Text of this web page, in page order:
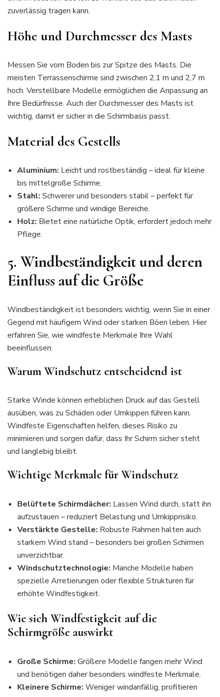
zuverlässig tragen kann.
Höhe und Durchmesser des Masts
Messen Sie vom Boden bis zur Spitze des Masts. Die
meisten Terrassenschirme sind zwischen 2,1 m und 2,7 m
hoch. Verstellbare Modelle ermöglichen die Anpassung an
Ihre Bedürfnisse. Auch der Durchmesser des Masts ist
wichtig, damit er sicher in die Schirmbasis passt.
Material des Gestells
Aluminium: Leicht und rostbeständig – ideal für kleine
bis mittelgroße Schirme.
Stahl: Schwerer und besonders stabil – perfekt für
größere Schirme und windige Bereiche.
Holz: Bietet eine natürliche Optik, erfordert jedoch mehr
Pflege.
5. Windbeständigkeit und deren
Einfluss auf die Größe
Windbeständigkeit ist besonders wichtig, wenn Sie in einer
Gegend mit häufigem Wind oder starken Böen leben. Hier
erfahren Sie, wie windfeste Merkmale Ihre Wahl
beeinflussen:
Warum Windschutz entscheidend ist
Starke Winde können erheblichen Druck auf das Gestell
ausüben, was zu Schäden oder Umkippen führen kann.
Windfeste Eigenschaften helfen, dieses Risiko zu
minimieren und sorgen dafür, dass Ihr Schirm sicher steht
und langlebig bleibt.
Wichtige Merkmale für Windschutz
Belüftete Schirmdächer: Lassen Wind durch, statt ihn
aufzustauen – reduziert Belastung und Umkipprisiko.
Verstärkte Gestelle: Robuste Rahmen halten auch
starkem Wind stand – besonders bei großen Schirmen
unverzichtbar.
Windschutztechnologie: Manche Modelle haben
spezielle Arretierungen oder flexible Strukturen für
erhöhte Windfestigkeit.
Wie sich Windfestigkeit auf die
Schirmgröße auswirkt
Große Schirme: Größere Modelle fangen mehr Wind
und benötigen daher besonders windfeste Merkmale.
Kleinere Schirme: Weniger windanfällig, profitieren